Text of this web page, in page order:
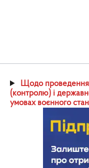
Щодо проведення
(контролю) і
умовах воєнного